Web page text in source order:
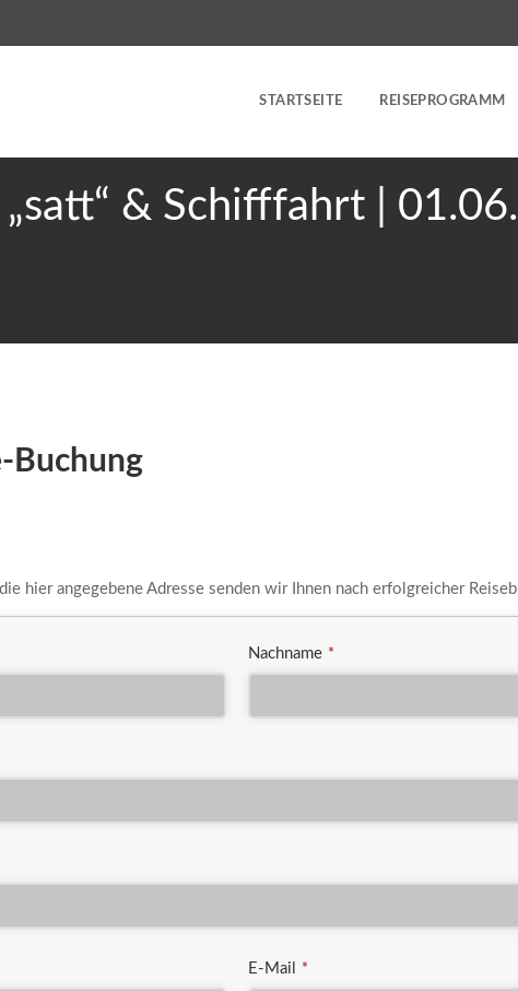
STARTSEITE REISEPROGRAMM
„satt“ & Schifffahrt |
Buchung
hier angegebene Adresse senden wir Ihnen nach erfolgreicher
Nachname *
E-Mail *